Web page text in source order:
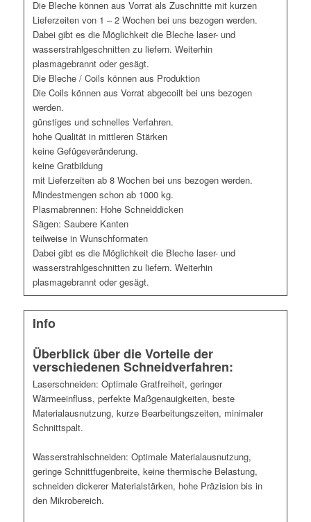
Die Bleche können aus Vorrat als Zuschnitte mit kurzen
Lieferzeiten von 1 – 2 Wochen bei uns bezogen werden.
Dabei gibt es die Möglichkeit die Bleche laser- und
wasserstrahlgeschnitten zu liefern. Weiterhin
plasmagebrannt oder gesägt.
Die Bleche / Coils können aus Produktion
Die Coils können aus Vorrat abgecoilt bei uns bezogen
werden.
günstiges und schnelles Verfahren.
hohe Qualität in mittleren Stärken
keine Gefügeveränderung.
keine Gratbildung
mit Lieferzeiten ab 8 Wochen bei uns bezogen werden.
Mindestmengen schon ab 1000 kg.
Plasmabrennen: Hohe Schneiddicken
Sägen: Saubere Kanten
teilweise in Wunschformaten
Dabei gibt es die Möglichkeit die Bleche laser- und
wasserstrahlgeschnitten zu liefern. Weiterhin
plasmagebrannt oder gesägt.
Info
Überblick über die Vorteile der
verschiedenen Schneidverfahren:
Laserschneiden: Optimale Gratfreiheit, geringer
Wärmeeinfluss, perfekte Maßgenauigkeiten, beste
Materialausnutzung, kurze Bearbeitungszeiten, minimaler
Schnittspalt.
Wasserstrahlschneiden: Optimale Materialausnutzung,
geringe Schnittfugenbreite, keine thermische Belastung,
schneiden dickerer Materialstärken, hohe Präzision bis in
den Mikrobereich.